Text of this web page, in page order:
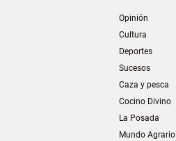
Opinión
Cultura
Deportes
Sucesos
Caza y pesca
Cocino Divino
La Posada
Mundo Agrario